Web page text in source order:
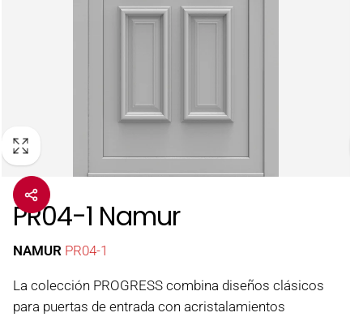
PR04-1 Namur
NAMUR PR04-1
La colección PROGRESS combina diseños clásicos
para puertas de entrada con acristalamientos